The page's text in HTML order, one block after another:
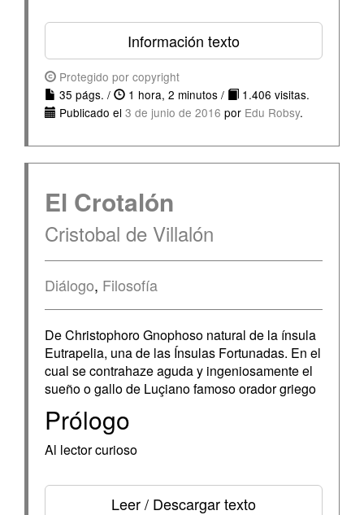
Información texto
Protegido por copyright
35 págs. /
1 hora, 2 minutos /
1.406 visitas.
Publicado el 3 de junio de 2016 por Edu Robsy.
El Crotalón
Cristobal de Villalón
Diálogo, Filosofía
De Christophoro Gnophoso natural de la ínsula
Eutrapelia, una de las Ínsulas Fortunadas. En el
cual se contrahaze aguda y ingeniosamente el
sueño o gallo de Luçiano famoso orador griego
Prólogo
Al lector curioso
Leer / Descargar texto